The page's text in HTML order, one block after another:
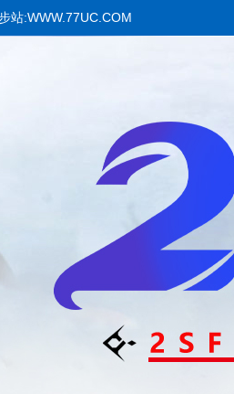
站:WWW.77UC.COM